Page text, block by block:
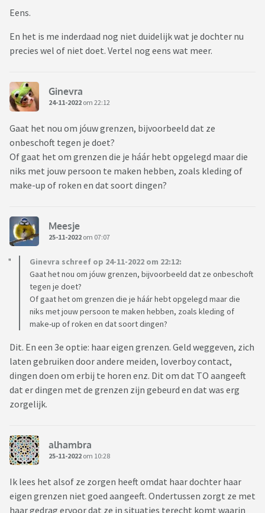
Eens.
En het is me inderdaad nog niet duidelijk wat je dochter nu
precies wel of niet doet. Vertel nog eens wat meer.
Ginevra
24-11-2022 om 22:12
Gaat het nou om jóuw grenzen, bijvoorbeeld dat ze
onbeschoft tegen je doet?
Of gaat het om grenzen die je háár hebt opgelegd maar die
niks met jouw persoon te maken hebben, zoals kleding of
make-up of roken en dat soort dingen?
Meesje
25-11-2022 om 07:07
Ginevra schreef op 24-11-2022 om 22:12:
Gaat het nou om jóuw grenzen, bijvoorbeeld dat ze onbeschoft
tegen je doet?
Of gaat het om grenzen die je háár hebt opgelegd maar die
niks met jouw persoon te maken hebben, zoals kleding of
make-up of roken en dat soort dingen?
Dit. En een 3e optie: haar eigen grenzen. Geld weggeven, zich
laten gebruiken door andere meiden, loverboy contact,
dingen doen om erbij te horen enz. Dit om dat TO aangeeft
dat er dingen met de grenzen zijn gebeurd en dat was erg
zorgelijk.
alhambra
25-11-2022 om 10:28
Ik lees het alsof ze zorgen heeft omdat haar dochter haar
eigen grenzen niet goed aangeeft. Ondertussen zorgt ze met
haar gedrag ervoor dat ze in situaties terecht komt waarin